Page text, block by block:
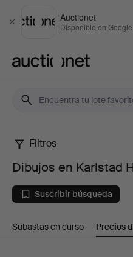
Cerrar
Auctionet
Disponible en
Dibujos
en
Karlstad
Hammarö
Filtros
Dibujos en Karlstad
Suscribir búsqueda
Subastas en curso Precios